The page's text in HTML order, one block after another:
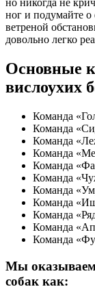
но никогда не
ног и подумайте о
ветреной
довольно легко
Основные
вислоухих
Команда
Команда
Команда
Команда
Команда
Команда
Команда
Команда
Команда
Команда
Команда
Мы оказываем
собак как: